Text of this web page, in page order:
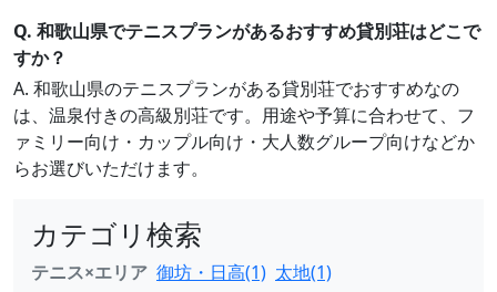
Q. 和歌山県でテニスプランがあるおすすめ貸別荘はどこで
すか？
A. 和歌山県のテニスプランがある貸別荘でおすすめなの
は、温泉付きの高級別荘です。用途や予算に合わせて、フ
ァミリー向け・カップル向け・大人数グループ向けなどか
らお選びいただけます。
カテゴリ検索
テニス×エリア 御坊・日高(1) 太地(1)